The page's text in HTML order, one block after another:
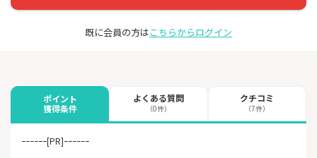
既に会員の方はこちらからログイン
ポイント
獲得条件
よくある質問
（0件）
クチコミ
（7件）
ｰｰｰｰｰｰ[PR]ｰｰｰｰｰｰ